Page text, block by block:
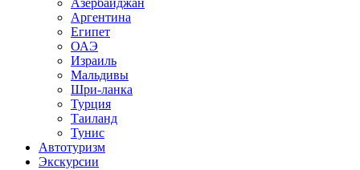
Азербайджан
Аргентина
Египет
ОАЭ
Израиль
Мальдивы
Шри-ланка
Турция
Таиланд
Тунис
Автотуризм
Экскурсии